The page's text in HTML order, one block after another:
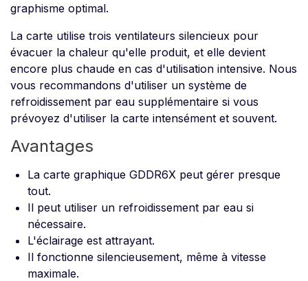
graphisme optimal.
La carte utilise trois ventilateurs silencieux pour
évacuer la chaleur qu'elle produit, et elle devient
encore plus chaude en cas d'utilisation intensive. Nous
vous recommandons d'utiliser un système de
refroidissement par eau supplémentaire si vous
prévoyez d'utiliser la carte intensément et souvent.
Avantages
La carte graphique GDDR6X peut gérer presque
tout.
Il peut utiliser un refroidissement par eau si
nécessaire.
L'éclairage est attrayant.
Il fonctionne silencieusement, même à vitesse
maximale.